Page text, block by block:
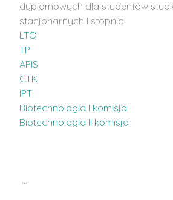
dyplomowych dla studentów
stacjonarnych I stopnia
LTO
TP
APIS
CTK
IPT
Biotechnologia I komisja
Biotechnologia II komisja
…